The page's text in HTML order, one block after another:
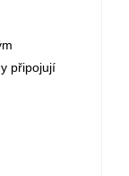
připojují